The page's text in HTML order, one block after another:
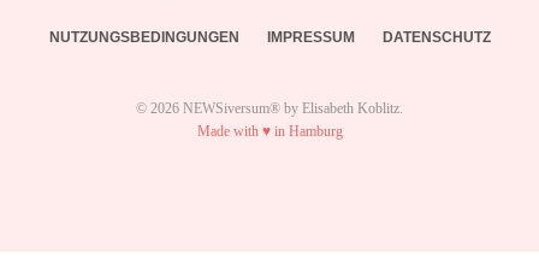
NUTZUNGSBEDINGUNGEN IMPRESSUM DATENSCHUTZ
© 2026 NEWSiversum® by Elisabeth Koblitz.
Made with ♥ in Hamburg